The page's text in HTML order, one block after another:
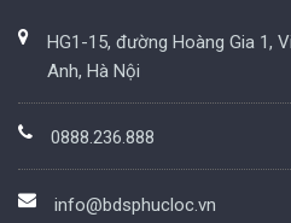
HG1-15, đường Hoàng Gia 1,
Anh, Hà Nội
0888.236.888
info@bdsphucloc.vn